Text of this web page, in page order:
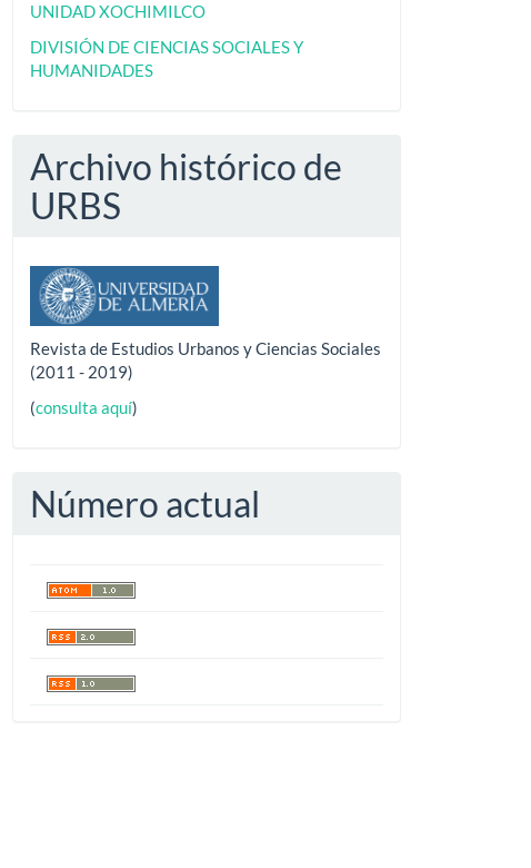
UNIDAD XOCHIMILCO
DIVISIÓN DE CIENCIAS SOCIALES Y
HUMANIDADES
Archivo histórico de
URBS
Revista de Estudios Urbanos y Ciencias Sociales
(2011 - 2019)
(consulta aquí)
Número actual